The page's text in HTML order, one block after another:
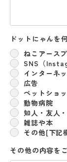
ドットにゃんを
ねこアース
SNS（
インターネ
広告
ペットショ
動物病院
知人・友人
雑誌や本
その他[下記
その他の内容を